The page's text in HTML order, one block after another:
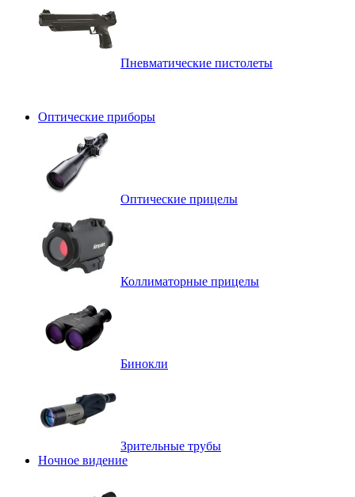
Пневматические пистолеты
Оптические приборы
Оптические прицелы
Коллиматорные прицелы
Бинокли
Зрительные трубы
Ночное видение